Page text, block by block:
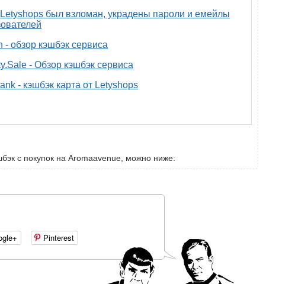
был взломан, украдены пароли и емейлы
- обзор кэшбэк сервиса
- Обзор кэшбэк сервиса
- кэшбэк карта от Letyshops
с покупок на Aromaavenue, можно ниже:
Pinterest